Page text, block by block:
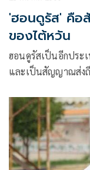
'ฮอนดูรัส' คือ
ของไต้หวัน
ฮอนดูรัสเป็นอีกประ
และเป็นสัญญาณส่งถึ
เรื่อยๆ